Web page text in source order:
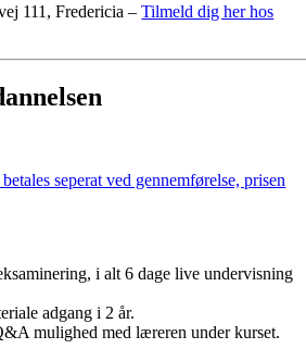
111, Fredericia –Tilmeld dig her hos
seperat ved gennemførelse, prisen
i alt 6 dage live undervisning
adgang i 2 år.
mulighed med læreren under kurset.